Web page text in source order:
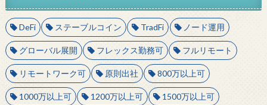
DeFi ステーブルコイン TradFi ノード運用
グローバル展開 フレックス勤務可 フルリモート
リモートワーク可 原則出社 800万以上可
1000万以上可 1200万以上可 1500万以上可